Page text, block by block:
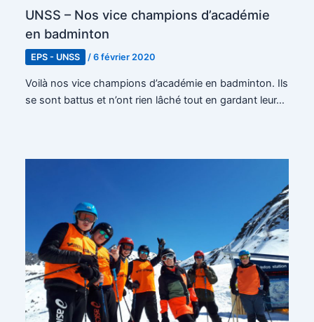
UNSS – Nos vice champions d’académie
en badminton
EPS - UNSS /6 février 2020
Voilà nos vice champions d’académie en badminton. Ils
se sont battus et n’ont rien lâché tout en gardant leur…